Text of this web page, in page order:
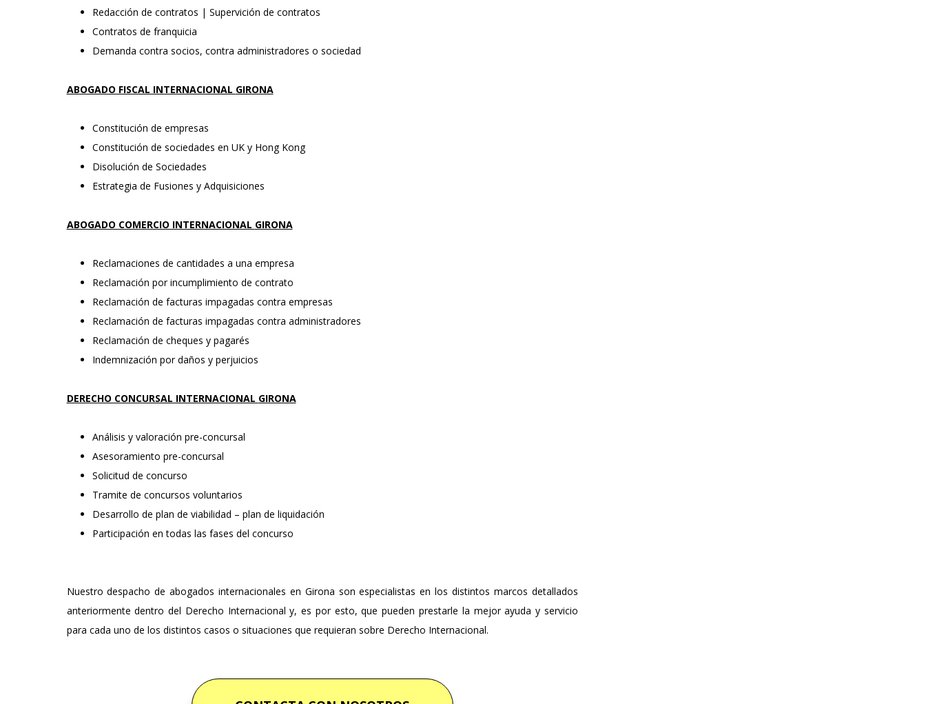
Redacción de contratos | Supervición de contratos
Contratos de franquicia
Demanda contra socios, contra administradores o sociedad
ABOGADO FISCAL INTERNACIONAL GIRONA
Constitución de empresas
Constitución de sociedades en UK y Hong Kong
Disolución de Sociedades
Estrategia de Fusiones y Adquisiciones
ABOGADO COMERCIO INTERNACIONAL GIRONA
Reclamaciones de cantidades a una empresa
Reclamación por incumplimiento de contrato
Reclamación de facturas impagadas contra empresas
Reclamación de facturas impagadas contra administradores
Reclamación de cheques y pagarés
Indemnización por daños y perjuicios
DERECHO CONCURSAL INTERNACIONAL GIRONA
Análisis y valoración pre-concursal
Asesoramiento pre-concursal
Solicitud de concurso
Tramite de concursos voluntarios
Desarrollo de plan de viabilidad – plan de liquidación
Participación en todas las fases del concurso
Nuestro despacho de abogados internacionales en Girona son especialistas en los distintos marcos detallados
anteriormente dentro del Derecho Internacional y, es por esto, que pueden prestarle la mejor ayuda y servicio
para cada uno de los distintos casos o situaciones que requieran sobre Derecho Internacional.